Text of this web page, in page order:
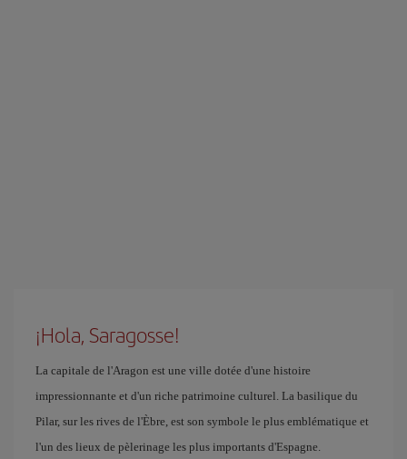
¡Hola, Saragosse!
La capitale de l'Aragon est une ville dotée d'une histoire
impressionnante et d'un riche patrimoine culturel. La basilique du
Pilar, sur les rives de l'Èbre, est son symbole le plus emblématique et
l'un des lieux de pèlerinage les plus importants d'Espagne.